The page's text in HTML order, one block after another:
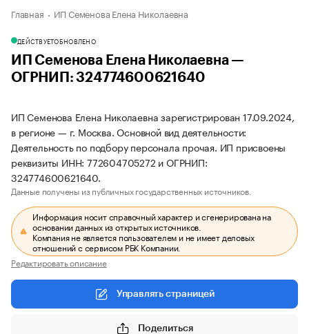
Главная ИП Семенова Елена Николаевна
ДЕЙСТВУЕТОБНОВЛЕНО
ИП Семенова Елена Николаевна —
ОГРНИП: 324774600621640
ИП Семенова Елена Николаевна зарегистрирован 17.09.2024,
в регионе — г. Москва. Основной вид деятельности:
Деятельность по подбору персонала прочая. ИП присвоены
реквизиты ИНН: 772604705272 и ОГРНИП:
324774600621640.
Данные получены из публичных государственных источников.
Информация носит справочный характер и сгенерирована на
основании данных из открытых источников.
Компания не является пользователем и не имеет деловых
отношений с сервисом РБК Компании.
Редактировать описание
Управлять страницей
Поделиться